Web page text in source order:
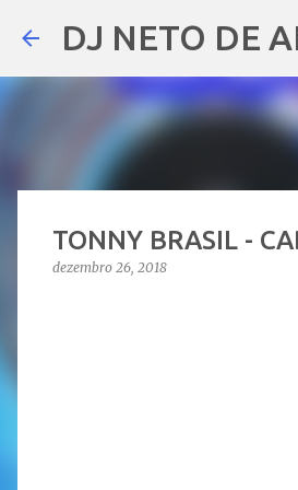
DJ NETO DE
TONNY BRASIL -
dezembro 26, 2018